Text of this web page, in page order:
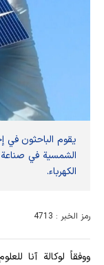
يقوم الباحثون في
الكهرباء.
رمز الخبر : 4713
ووفقاً لوكالة آنا